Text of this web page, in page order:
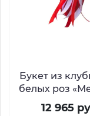
Букет из
белых роз
вкуса»
12 965